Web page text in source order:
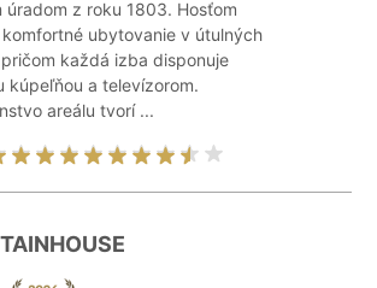
úradom z roku 1803. Hosťom
ubytovanie v útulných
každá izba disponuje
kúpeľňou a televízorom.
areálu tvorí ...